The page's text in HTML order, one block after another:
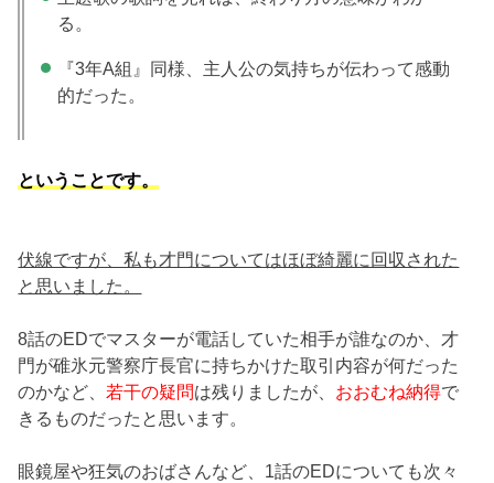
る。
『3年A組』同様、主人公の気持ちが伝わって感動
的だった。
ということです。
伏線ですが、私も才門についてはほぼ綺麗に回収された
と思いました。
8話のEDでマスターが電話していた相手が誰なのか、才
門が碓氷元警察庁長官に持ちかけた取引内容が何だった
のかなど、 若干の疑問は残りましたが、 おおむね納得で
きるものだったと思います。
眼鏡屋や狂気のおばさんなど、1話のEDについても次々